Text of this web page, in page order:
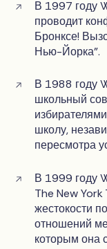
В 1997 году
проводит
Бронксе!
Нью-Йорка".
В 1988 году
школьный
школу,
пересмотра
В 1999 году
The New York
жестокости
отношений
которым она